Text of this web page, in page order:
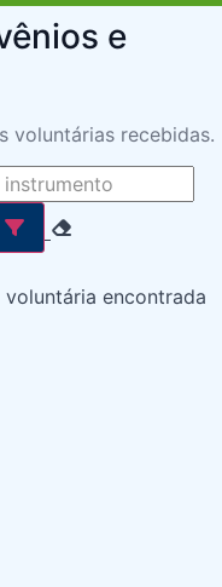
e
voluntárias recebidas.
encontrada